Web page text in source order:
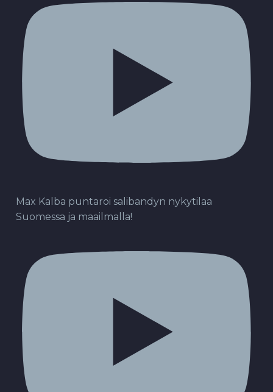
Max Kalba puntaroi salibandyn nykytilaa
Suomessa ja maailmalla!